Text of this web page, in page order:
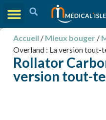
Accueil / Mieux bouger/
Overland : La version tout-
Rollator
version tout-